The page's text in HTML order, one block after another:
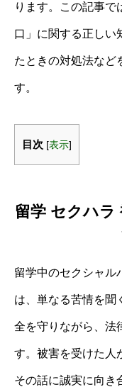
ります。この記事で
口」に関する正しい
たときの対処法など
す。
目次 [表示]
留学 セクハラ
留学中のセクシャル
は、単なる苦情を聞
全を守りながら、法
す。被害を受けた人
その話に誠実に向き